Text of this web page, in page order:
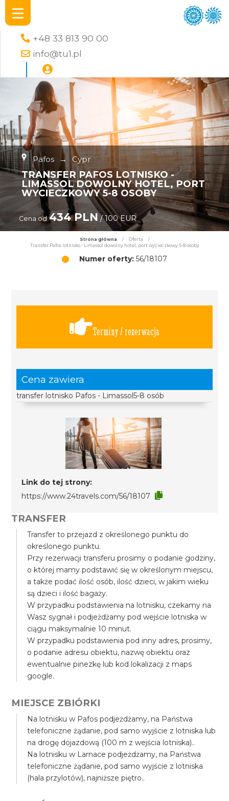
+48 33 813 90 00
info@tu1.pl
Pafos → Cypr
TRANSFER PAFOS LOTNISKO -
LIMASSOL DOWOLNY HOTEL, PORT
WYCIECZKOWY 5-8 OSOBY
Cena od 434 PLN/ 100 EUR
Strona główna / Oferta
/
Transfer Pafos lotnisko - Limassol dowolny hotel, port wycieczkowy 5-8 osoby
Numer oferty: 56/18107
Terminy / rezerwacja
Cena zawiera
transfer lotnisko Pafos - Limassol5-8 osób
Link do tej strony:
https://www.24travels.com/56/18107
TRANSFER
Transfer to przejazd z określonego punktu do
określonego punktu.
Przy rezerwacji transferu prosimy o podanie godziny,
o której mamy podstawić się w określonym miejscu,
a także podać ilość osób, ilość dzieci, w jakim wieku
są dzieci i ilość bagaży.
W przypadku podstawienia na lotnisku, czekamy na
Wasz sygnał i podjeżdżamy pod wejście lotniska w
ciągu maksymalnie 10 minut.
W przypadku podstawienia pod inny adres, prosimy,
o podanie adresu obiektu, nazwę obiektu oraz
ewentualnie pinezkę lub kod lokalizacji z maps
google.
MIEJSCE ZBIÓRKI
Na lotnisku w Pafos podjeżdżamy, na Państwa
telefoniczne żądanie, pod samo wyjście z lotniska lub
na drogę dojazdową (100 m z wejścia lotniska)..
Na lotnisku w Larnace podjeżdżamy, na Państwa
telefoniczne żądanie, pod samo wyjście z lotniska
(hala przylotów), najniższe piętro..